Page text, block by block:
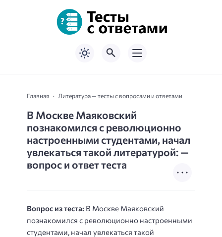
Главная Литература — тесты с вопросами и ответами
В Москве Маяковский
познакомился с революционно
настроенными студентами, начал
увлекаться такой литературой: —
вопрос и ответ теста
Вопрос из теста: В Москве Маяковский
познакомился с революционно настроенными
студентами, начал увлекаться такой